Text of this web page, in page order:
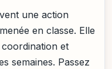
une action
en classe. Elle
et
semaines. Passez